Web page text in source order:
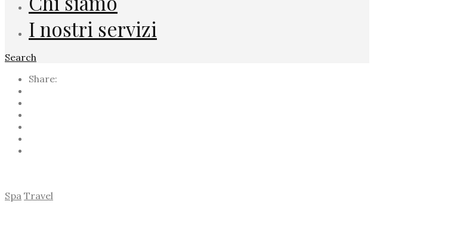
I nostri servizi
Search
Share:
Spa Travel